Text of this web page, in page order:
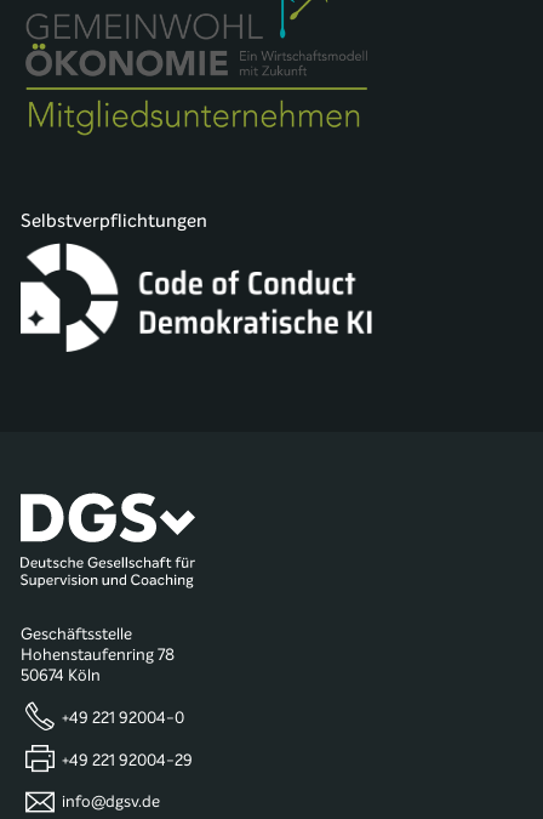
Selbstverpflichtungen
Geschäftsstelle
Hohenstaufenring 78
50674 Köln
+49 221 92004-0
+49 221 92004-29
info@dgsv.de